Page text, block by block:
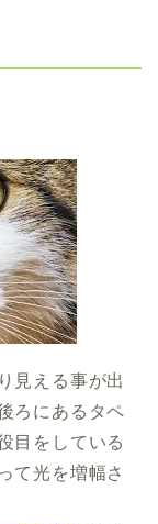
見える事が出
ろにあるタペ
目をしている
て光を増幅さ